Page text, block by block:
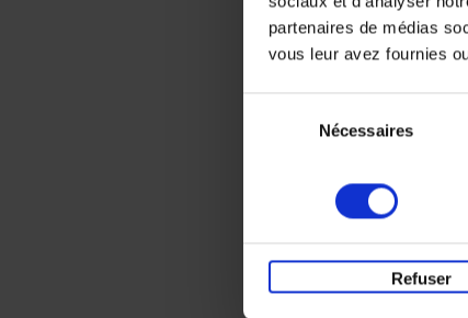
partenaires de médias
vous leur avez fournies
Nécessaires
Refuser